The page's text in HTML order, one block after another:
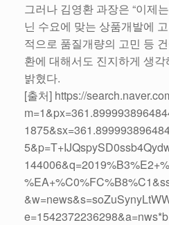
그러나 김영환 과장은 “이제
닌 수요에 맞는 상품개발에
적으로 품질개량의 고민 등
환에 대해서도 진지하게 생
밝혔다.
[출처] https://